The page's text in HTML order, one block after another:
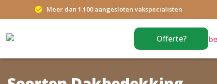
Meer dan 1.100 aangesloten vakspecialisten
Offerte?